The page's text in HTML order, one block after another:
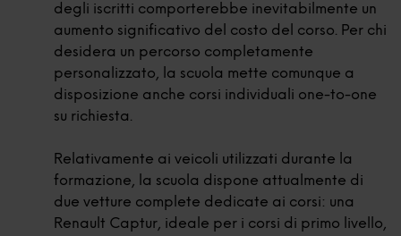
degli iscritti comporterebbe inevitabilmente un
aumento significativo del costo del corso. Per chi
desidera un percorso completamente
personalizzato, la scuola mette comunque a
disposizione anche corsi individuali one-to-one
su richiesta.
Relativamente ai veicoli utilizzati durante la
formazione, la scuola dispone attualmente di
due vetture complete dedicate ai corsi: una
Renault Captur, ideale per i corsi di primo livello,